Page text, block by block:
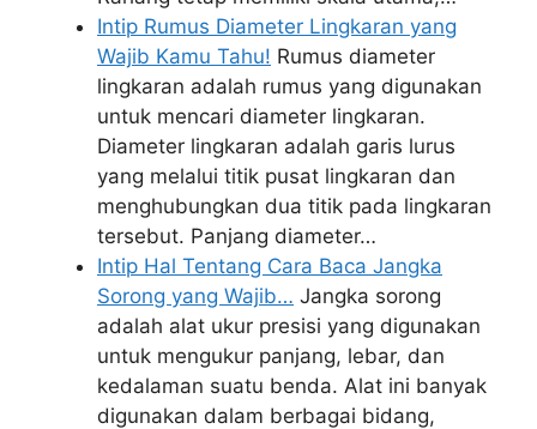
Intip Rumus Diameter Lingkaran yang
Wajib Kamu Tahu! Rumus diameter
lingkaran adalah rumus yang digunakan
untuk mencari diameter lingkaran.
Diameter lingkaran adalah garis lurus
yang melalui titik pusat lingkaran dan
menghubungkan dua titik pada lingkaran
tersebut. Panjang diameter…
Intip Hal Tentang Cara Baca Jangka
Sorong yang Wajib… Jangka sorong
adalah alat ukur presisi yang digunakan
untuk mengukur panjang, lebar, dan
kedalaman suatu benda. Alat ini banyak
digunakan dalam berbagai bidang,